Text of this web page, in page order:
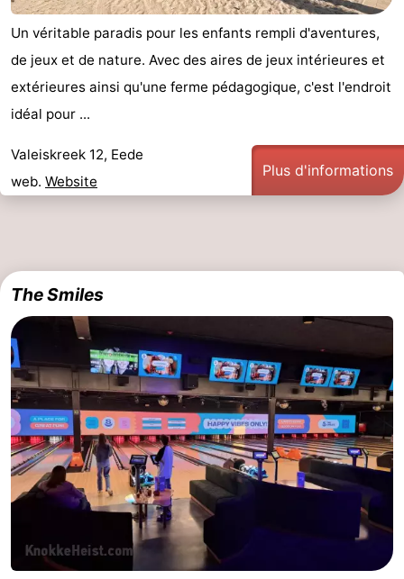
Un véritable paradis pour les enfants rempli d'aventures,
de jeux et de nature. Avec des aires de jeux intérieures et
extérieures ainsi qu'une ferme pédagogique, c'est l'endroit
idéal pour ...
Valeiskreek 12, Eede
web. Website
Plus d'informations
The Smiles